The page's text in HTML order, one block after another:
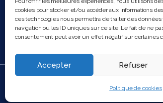
cookies pour stocker et/ou accéder aux informations
ces technologies nous permettra de traiter des
navigation ou les ID uniques sur ce site. Le fait de ne
consentement peut avoir un effet négatif sur certaines
Accepter Refuser
Politique de cookies